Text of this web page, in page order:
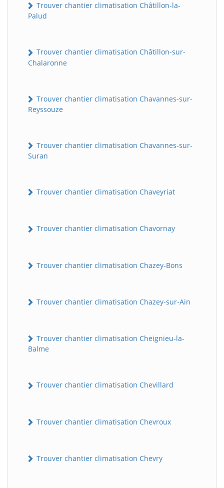
Trouver chantier climatisation Châtillon-la-
Palud
Trouver chantier climatisation Châtillon-sur-
Chalaronne
Trouver chantier climatisation Chavannes-sur-
Reyssouze
Trouver chantier climatisation Chavannes-sur-
Suran
Trouver chantier climatisation Chaveyriat
Trouver chantier climatisation Chavornay
Trouver chantier climatisation Chazey-Bons
Trouver chantier climatisation Chazey-sur-Ain
Trouver chantier climatisation Cheignieu-la-
Balme
Trouver chantier climatisation Chevillard
Trouver chantier climatisation Chevroux
Trouver chantier climatisation Chevry